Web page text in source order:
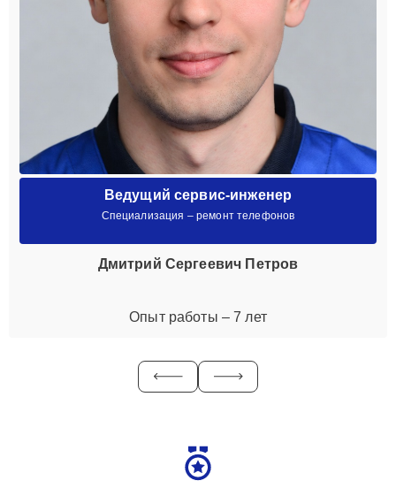
Ведущий сервис-инженер
Специализация – ремонт телефонов
Дмитрий Сергеевич Петров
Опыт работы – 7 лет